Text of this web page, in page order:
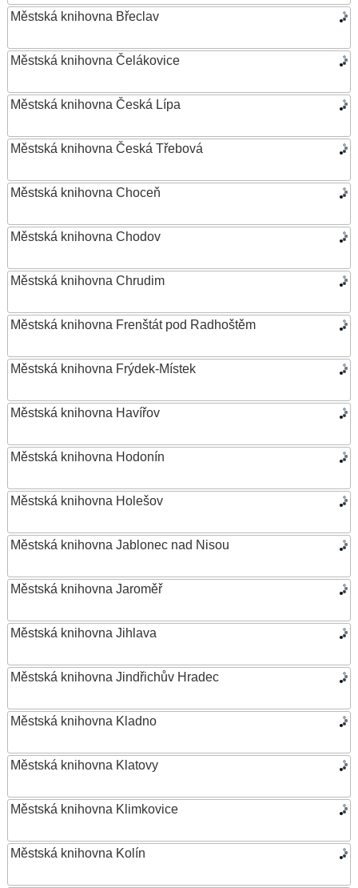
Městská knihovna Břeclav
Městská knihovna Čelákovice
Městská knihovna Česká Lípa
Městská knihovna Česká Třebová
Městská knihovna Choceň
Městská knihovna Chodov
Městská knihovna Chrudim
Městská knihovna Frenštát pod Radhoštěm
Městská knihovna Frýdek-Místek
Městská knihovna Havířov
Městská knihovna Hodonín
Městská knihovna Holešov
Městská knihovna Jablonec nad Nisou
Městská knihovna Jaroměř
Městská knihovna Jihlava
Městská knihovna Jindřichův Hradec
Městská knihovna Kladno
Městská knihovna Klatovy
Městská knihovna Klimkovice
Městská knihovna Kolín